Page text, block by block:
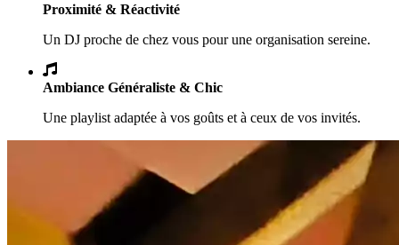
Proximité & Réactivité
Un DJ proche de chez vous pour une organisation sereine.
Ambiance Généraliste & Chic
Une playlist adaptée à vos goûts et à ceux de vos invités.